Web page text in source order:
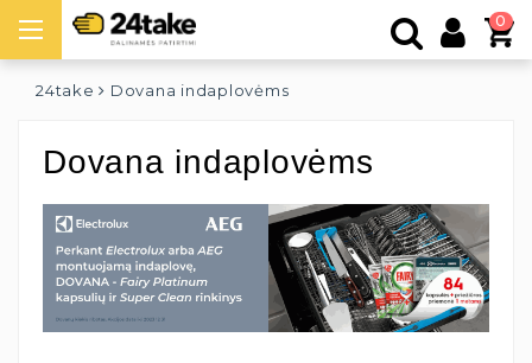
0
24take Dovana indaplovėms
Dovana indaplovėms